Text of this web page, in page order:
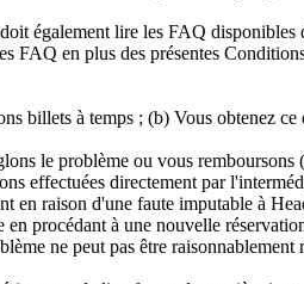
également lire les FAQ
FAQ en plus des présentes
billets à temps ; (b) Vous obtenez
le problème ou vous
effectuées directement par
raison d'une faute imputable à
procédant à une nouvelle
ne peut pas être